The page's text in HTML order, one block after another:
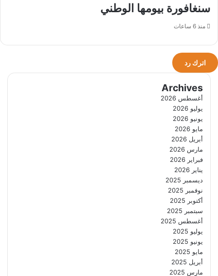
سنغافورة بيومها الوطني
منذ 6 ساعات
اترك رد
Archives
أغسطس 2026
يوليو 2026
يونيو 2026
مايو 2026
أبريل 2026
مارس 2026
فبراير 2026
يناير 2026
ديسمبر 2025
نوفمبر 2025
أكتوبر 2025
سبتمبر 2025
أغسطس 2025
يوليو 2025
يونيو 2025
مايو 2025
أبريل 2025
مارس 2025